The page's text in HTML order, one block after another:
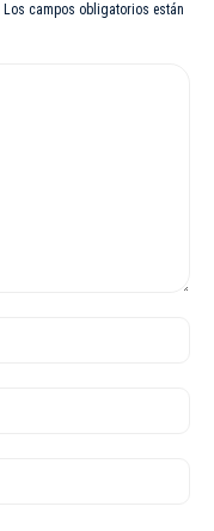
Los campos obligatorios están